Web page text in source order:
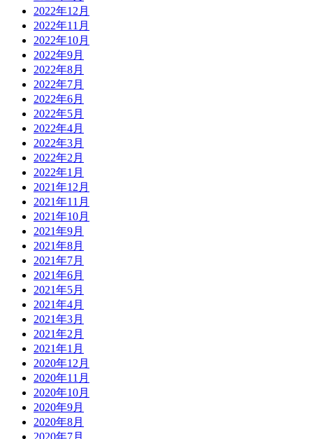
2022年12月
2022年11月
2022年10月
2022年9月
2022年8月
2022年7月
2022年6月
2022年5月
2022年4月
2022年3月
2022年2月
2022年1月
2021年12月
2021年11月
2021年10月
2021年9月
2021年8月
2021年7月
2021年6月
2021年5月
2021年4月
2021年3月
2021年2月
2021年1月
2020年12月
2020年11月
2020年10月
2020年9月
2020年8月
2020年7月